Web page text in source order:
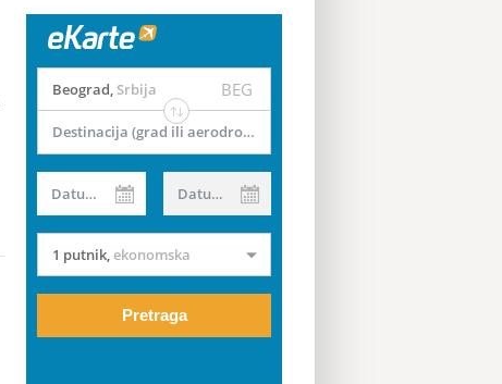
Beograd, Srbija BEG
Destinacija (grad ili aerodrom)
Datum od Datum do
1 putnik,ekonomska
Pretraga